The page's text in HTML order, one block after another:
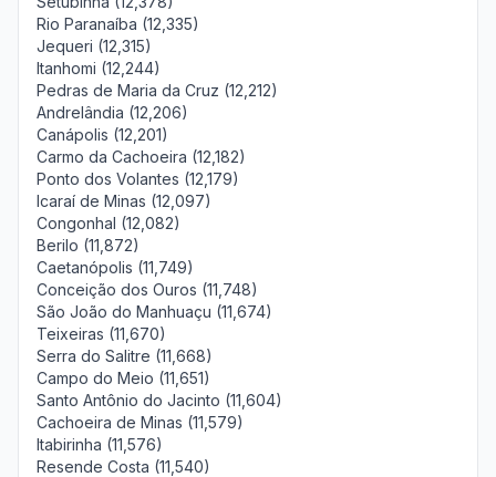
Rio Paranaíba (12,335)
Jequeri (12,315)
Itanhomi (12,244)
Pedras de Maria da Cruz (12,212)
Andrelândia (12,206)
Canápolis (12,201)
Carmo da Cachoeira (12,182)
Ponto dos Volantes (12,179)
Icaraí de Minas (12,097)
Congonhal (12,082)
Berilo (11,872)
Caetanópolis (11,749)
Conceição dos Ouros (11,748)
São João do Manhuaçu (11,674)
Teixeiras (11,670)
Serra do Salitre (11,668)
Campo do Meio (11,651)
Santo Antônio do Jacinto (11,604)
Cachoeira de Minas (11,579)
Itabirinha (11,576)
Resende Costa (11,540)